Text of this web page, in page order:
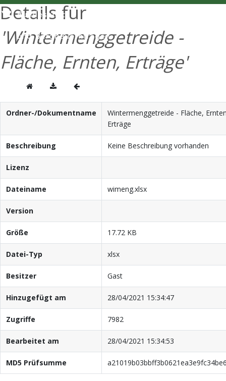
Details für
'Wintermenggetreide -
Fläche, Ernten, Erträge'
Ordner-/Dokumentname
Wintermenggetreide - Fläche,
Erträge
Beschreibung Keine Beschreibung vorhanden
Lizenz
Dateiname wimeng.xlsx
Version
Größe 17.72 KB
Datei-Typ xlsx
Besitzer Gast
Hinzugefügt am 28/04/2021 15:34:47
Zugriffe 7982
Bearbeitet am 28/04/2021 15:34:53
MD5 Prüfsumme